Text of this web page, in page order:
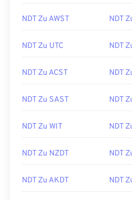
NDT Zu AWST NDT
NDT Zu UTC NDT
NDT Zu ACST NDT
NDT Zu SAST NDT
NDT Zu WIT NDT
NDT Zu NZDT NDT
NDT Zu AKDT NDT